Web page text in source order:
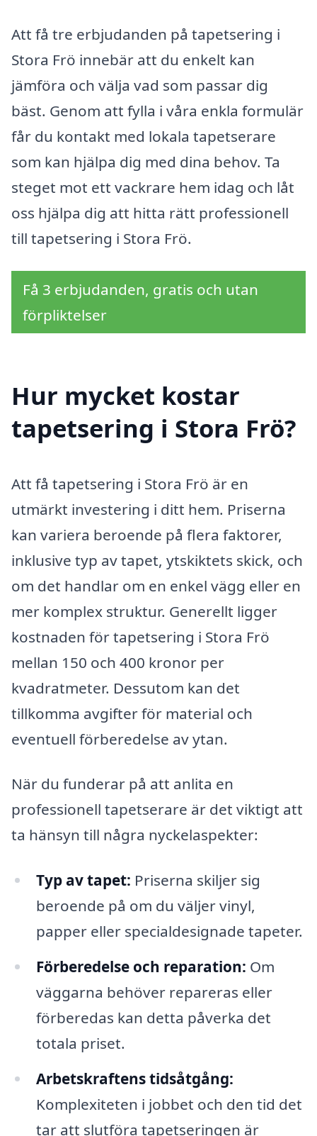
Att få tre erbjudanden på tapetsering i
Stora Frö innebär att du enkelt kan
jämföra och välja vad som passar dig
bäst. Genom att fylla i våra enkla formulär
får du kontakt med lokala tapetserare
som kan hjälpa dig med dina behov. Ta
steget mot ett vackrare hem idag och låt
oss hjälpa dig att hitta rätt professionell
till tapetsering i Stora Frö.
Få 3 erbjudanden, gratis och utan
förpliktelser
Hur mycket kostar
tapetsering i Stora Frö?
Att få tapetsering i Stora Frö är en
utmärkt investering i ditt hem. Priserna
kan variera beroende på flera faktorer,
inklusive typ av tapet, ytskiktets skick, och
om det handlar om en enkel vägg eller en
mer komplex struktur. Generellt ligger
kostnaden för tapetsering i Stora Frö
mellan 150 och 400 kronor per
kvadratmeter. Dessutom kan det
tillkomma avgifter för material och
eventuell förberedelse av ytan.
När du funderar på att anlita en
professionell tapetserare är det viktigt att
ta hänsyn till några nyckelaspekter:
Typ av tapet: Priserna skiljer sig
beroende på om du väljer vinyl,
papper eller specialdesignade tapeter.
Förberedelse och reparation: Om
väggarna behöver repareras eller
förberedas kan detta påverka det
totala priset.
Arbetskraftens tidsåtgång:
Komplexiteten i jobbet och den tid det
tar att slutföra tapetseringen är